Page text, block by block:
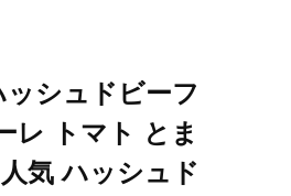
ー 八代市
エー 八代市
ー 八代市
シュドビーフ
レ トマト とま
気 ハッシュド